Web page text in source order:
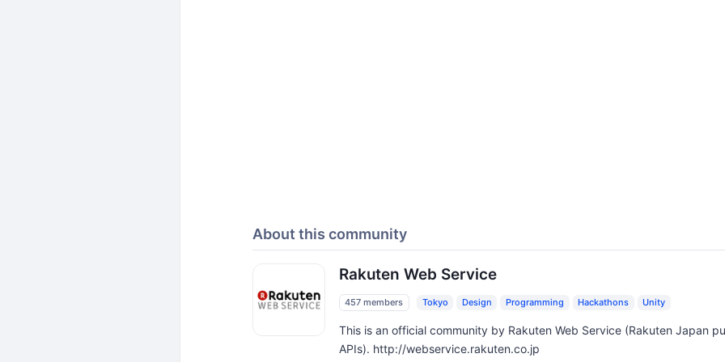
About this community
Rakuten Web Service
457 members Tokyo Design Programming Hackathons Unity
This is an official community by Rakuten Web Service (Rakuten Japan
APIs). http://webservice.rakuten.co.jp